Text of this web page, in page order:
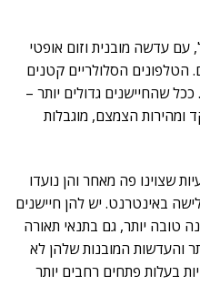
עדשה מובנית וזום אופטי
הטלפונים הסלולריים קטנים
שהחיישנים גדולים יותר –
ומהירות הצמצם, מוגבלות
שצוינו פה מאחר והן נועדו
באינטרנט. יש להן חיישנים
טובה יותר, גם בתנאי תאורה
והעדשות המובנות שלהן לא
בעלות פתחים רחבים יותר